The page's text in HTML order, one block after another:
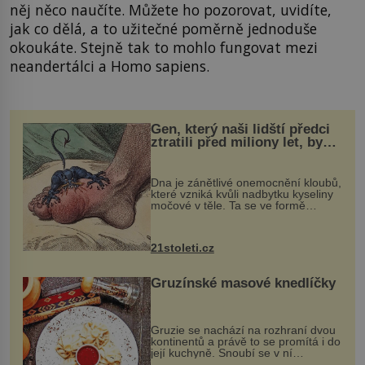
něj něco naučíte. Můžete ho pozorovat, uvidíte,
jak co dělá, a to užitečné poměrně jednoduše
okoukáte. Stejně tak to mohlo fungovat mezi
neandertálci a Homo sapiens.
Gen, který naši lidští předci
ztratili před miliony let, by
mohl pomoci s léčbou
„nemoci králů“
Dna je zánětlivé onemocnění kloubů,
které vzniká kvůli nadbytku kyseliny
močové v těle. Ta se ve formě
nohou, a způsobuje bole...
21stoleti.cz
Gruzínské masové knedlíčky
Gruzie se nachází na rozhraní dvou
kontinentů a právě to se promítá i do
její kuchyně. Snoubí se v ní